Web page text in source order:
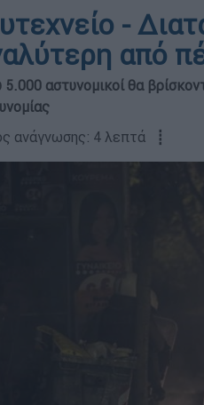
-
από
5.000 αστυνομικοί θα
ανάγνωσης: 4 λεπτά ┋